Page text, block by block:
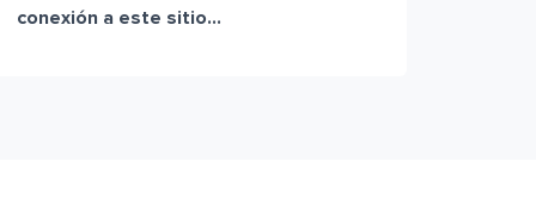
conexión a este sitio...